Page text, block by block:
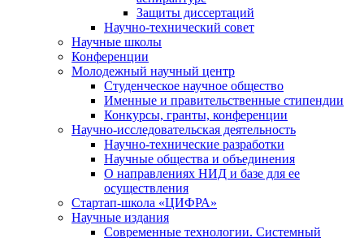
Защиты диссертаций
Научно-технический совет
Научные школы
Конференции
Молодежный научный центр
Студенческое научное общество
Именные и правительственные стипендии
Конкурсы, гранты, конференции
Научно-исследовательская деятельность
Научно-технические разработки
Научные общества и объединения
О направлениях НИД и базе для ее
осуществления
Стартап-школа «ЦИФРА»
Научные издания
Современные технологии. Системный